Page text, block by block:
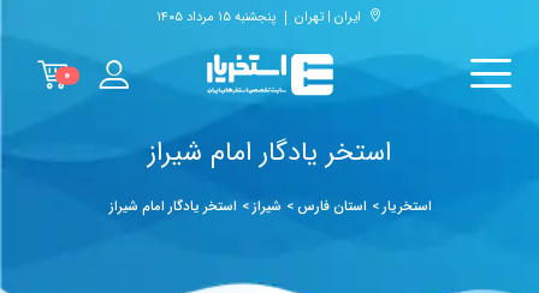
ایران | تهران پنجشنبه ۱۵ مرداد ۱۴۰۵
۰
استخر یادگار امام شیراز
استخریار> استان فارس> شیراز> استخر یادگار امام شیراز